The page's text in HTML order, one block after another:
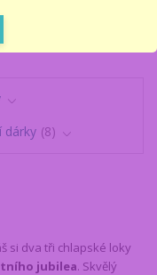
dárky 8
si dva tři chlapské loky
jubilea. Skvělý